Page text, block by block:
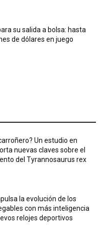
su salida a bolsa: hasta
de dólares en juego
Un estudio en
nuevas claves sobre el
del Tyrannosaurus rex
la evolución de los
con más inteligencia
relojes deportivos